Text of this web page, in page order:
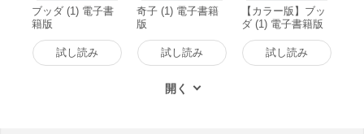
ブッダ (1) 電子書
籍版
試し読み
奇子 (1) 電子書籍
版
試し読み
【カラー版】ブッ
ダ (1) 電子書籍版
試し読み